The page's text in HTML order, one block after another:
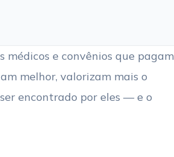
e convênios que pagam
melhor, valorizam mais o
encontrado por eles — e o